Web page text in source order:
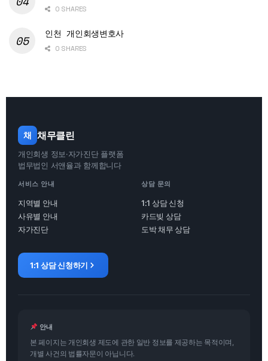
0 SHARES
인천 개인회생변호사
0 SHARES
채 채무클린
개인회생 정보·자가진단 플랫폼
법무법인 서앤율과 함께합니다
서비스 안내
지역별 안내
사유별 안내
자가진단
상담 문의
1:1 상담 신청
카드빚 상담
도박 채무 상담
1:1 상담 신청하기
안내
본 페이지는 개인회생 제도에 관한 일반 정보를 제공하는 목적이며,
개별 사건의 법률자문이 아닙니다.